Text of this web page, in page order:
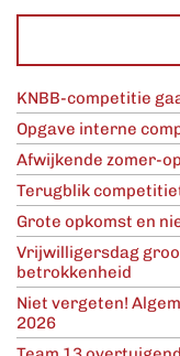
KNBB-competitie
Opgave interne
Afwijkende zomer-
Terugblik
Grote opkomst en
Vrijwilligersdag
betrokkenheid
Niet vergeten!
2026